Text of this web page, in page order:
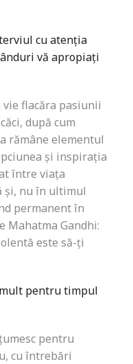
cu atenția
vă apropiați
vie flacăra pasiunii
după cum
rămâne elementul
și inspirația
între viața
și, nu în ultimul
permanent în
Mahatma Gandhi:
este să-ți
pentru timpul
pentru
cu întrebări